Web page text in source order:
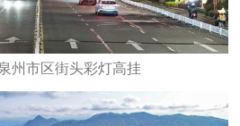
州市区街头彩灯高挂